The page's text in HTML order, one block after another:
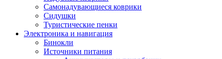
Самонадувающиеся коврики
Сидушки
Туристические пенки
Электроника и навигация
Бинокли
Источники питания